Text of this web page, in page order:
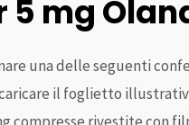
5 mg
una delle seguenti
il foglietto